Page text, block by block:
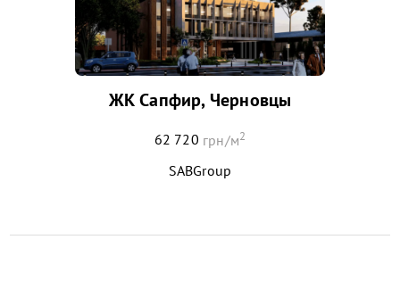
ЖК Сапфир, Черновцы
62 720 грн/м2
SABGroup